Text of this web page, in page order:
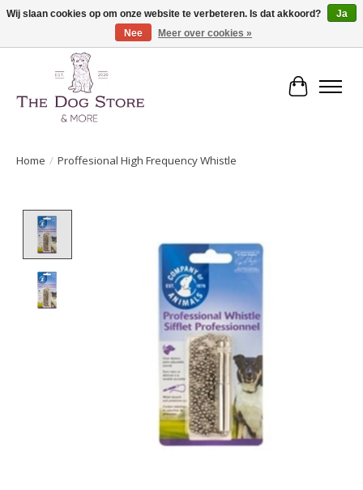
De speciaalzaak in hondenartikelen en meer!
Home / Proffesional High Frequency Whistle
Wij slaan cookies op om onze website te verbeteren. Is dat akkoord?
Ja
Nee
Meer over cookies »